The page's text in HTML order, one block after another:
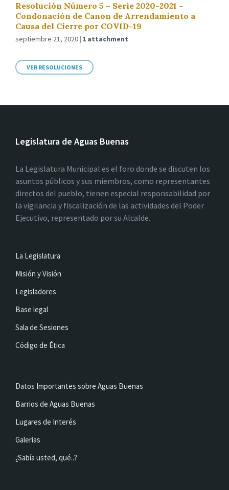
Resolución Número 5 – Serie 2020-2021 –
Condonación de Canon de Arrendamiento a
Causa del Cierre por COVID-19
septiembre 21, 2020 1 attachment
VER RESOLUCIONES
Legislatura de Aguas Buenas
La Legislatura Municipal es el foro donde se discuten los
asuntos públicos y sus miembros, como representantes
directos del pueblo, tienen especial responsabilidad por
la vigilancia y fiscalización de las actividades del Poder
Ejecutivo, representado por su Alcalde.
La Legislatura
Misión y Visión
Legisladores
Base legal
Sala de Sesiones
Código de Ética
Datos Importantes sobre Aguas Buenas
Barrios de Aguas Buenas
Lugares de Interés
Galerias
¿Sabía usted, qué..?